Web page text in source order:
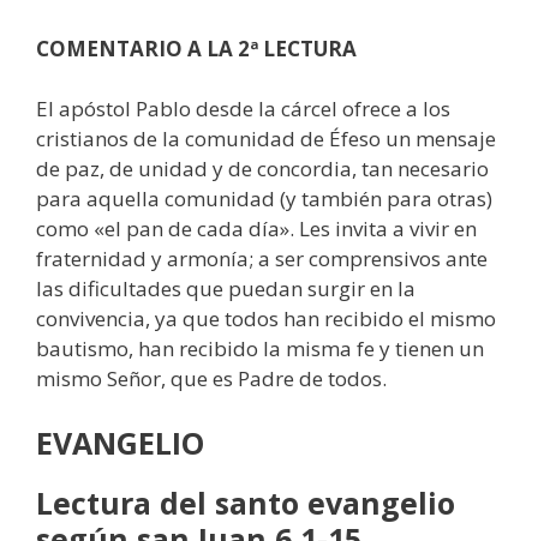
COMENTARIO A LA 2ª LECTURA
El apóstol Pablo desde la cárcel ofrece a los
cristianos de la comunidad de Éfeso un mensaje
de paz, de unidad y de concordia, tan necesario
para aquella comunidad (y también para otras)
como «el pan de cada día». Les invita a vivir en
fraternidad y armonía; a ser comprensivos ante
las dificultades que puedan surgir en la
convivencia, ya que todos han recibido el mismo
bautismo, han recibido la misma fe y tienen un
mismo Señor, que es Padre de todos.
EVANGELIO
Lectura del santo evangelio